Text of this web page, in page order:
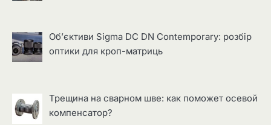
Об’єктиви Sigma DC DN Contemporary: розбір
оптики для кроп-матриць
Трещина на сварном шве: как поможет осевой
компенсатор?